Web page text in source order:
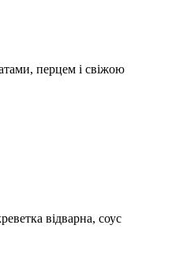
перцем і свіжою
відварна, соус